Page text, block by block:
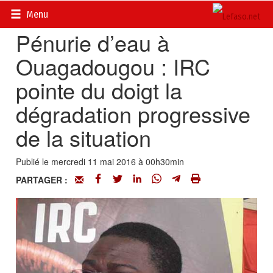
Menu
Accueil>
Pénurie d’eau à
Ouagadougou : IRC
pointe du doigt la
dégradation progressive
de la situation
Publié le mercredi 11 mai 2016 à 00h30min
PARTAGER :